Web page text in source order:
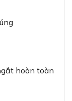
hoàn toàn